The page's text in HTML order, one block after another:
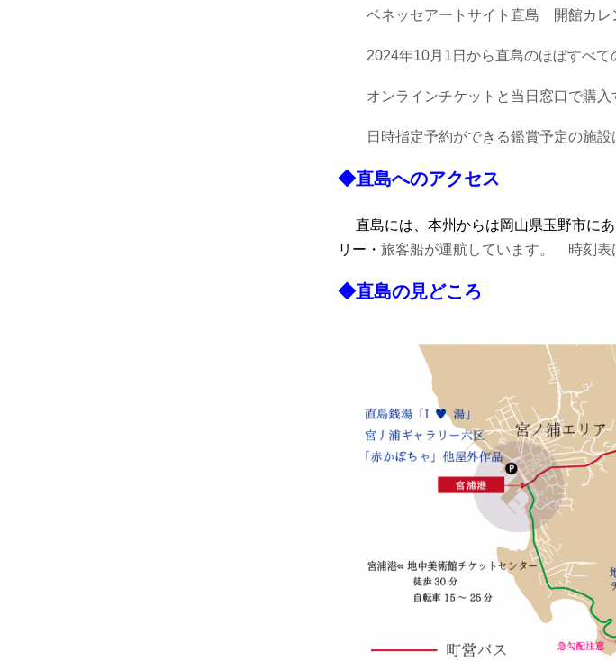
ベネッセアートサイト直島 開館カレ
2024年10月1日から直島のほぼすべて
オンラインチケットと当日窓口で購
日時指定予約ができる鑑賞予定の施設
◆直島へのアクセス
直島には、本州からは岡山県玉野市に
リー ・ 旅客船が運航しています。 時刻表
◆直島の見どころ